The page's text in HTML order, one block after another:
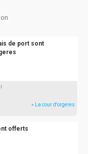
de port sont
» La cour d'orgeres
offerts